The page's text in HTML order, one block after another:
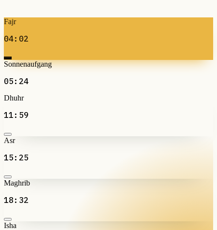
Fajr
04:02
Sonnenaufgang
05:24
Dhuhr
11:59
Asr
15:25
Maghrib
18:32
Isha